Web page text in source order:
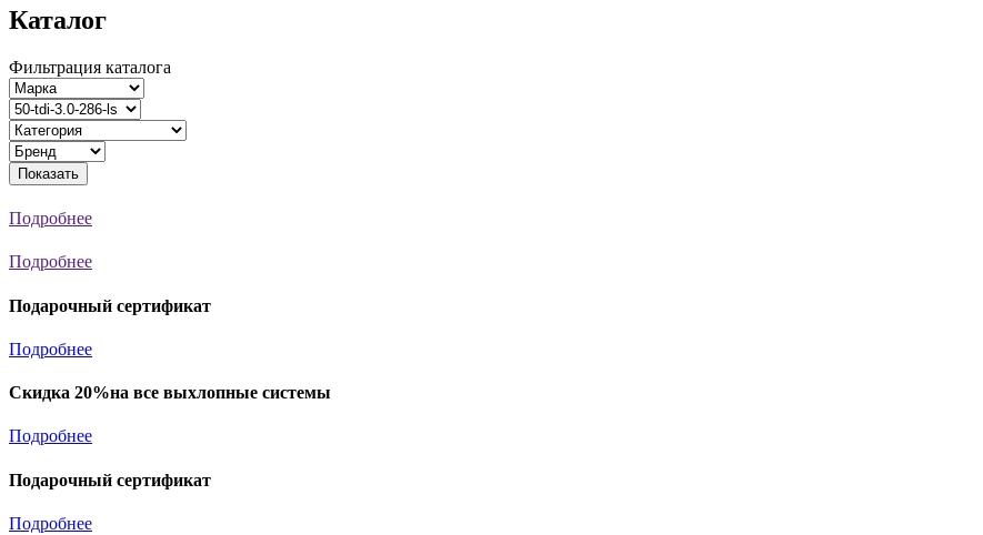
Каталог
Фильтрация каталога
Показать
Подробнее
Подробнее
Подарочный сертификат
Подробнее
Скидка 20%на все выхлопные системы
Подробнее
Подарочный сертификат
Подробнее